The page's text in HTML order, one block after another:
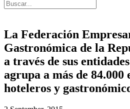
La Federación
Gastronómica de la
a través de sus
agrupa a más de 84.000
hoteleros y